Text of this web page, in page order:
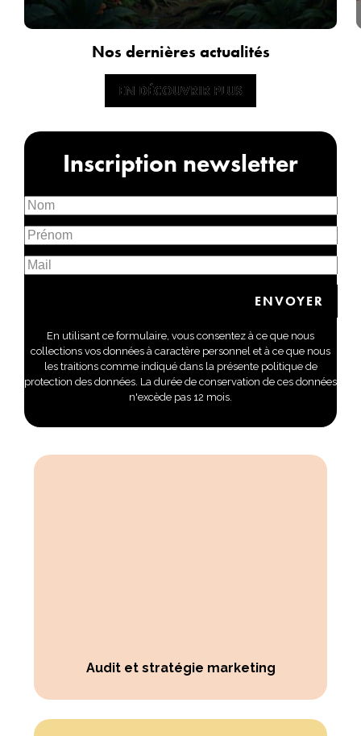
Nos dernières actualités
EN DÉCOUVRIR PLUS
EN DÉCOUVRIR PLUS
Inscription newsletter
En utilisant ce formulaire, vous consentez à ce que nous
collections vos données à caractère personnel et à ce que nous
les traitions comme indiqué dans la présente politique de
protection des données. La durée de conservation de ces données
n'excède pas 12 mois.
Audit et stratégie marketing